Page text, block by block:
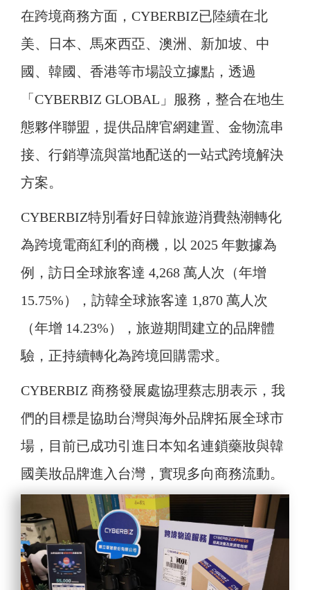
在跨境商務方面，CYBERBIZ已陸續在北
美、日本、馬來西亞、澳洲、新加坡、中
國、韓國、香港等市場設立據點，透過
「CYBERBIZ GLOBAL」服務，整合在地生
態夥伴聯盟，提供品牌官網建置、金物流串
接、行銷導流與當地配送的一站式跨境解決
方案。
CYBERBIZ特別看好日韓旅遊消費熱潮轉化
為跨境電商紅利的商機，以 2025 年數據為
例，訪日全球旅客達 4,268 萬人次（年增
15.75%），訪韓全球旅客達 1,870 萬人次
（年增 14.23%），旅遊期間建立的品牌體
驗，正持續轉化為跨境回購需求。
CYBERBIZ 商務發展處協理蔡志朋表示，我
們的目標是協助台灣與海外品牌拓展全球市
場，目前已成功引進日本知名連鎖藥妝與韓
國美妝品牌進入台灣，實現多向商務流動。